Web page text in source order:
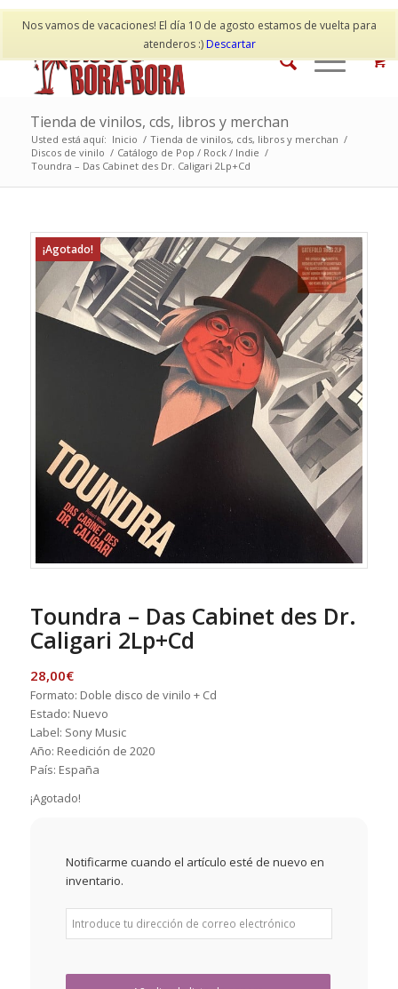
Nos vamos de vacaciones! El día 10 de agosto estamos de vuelta para
atenderos :)Descartar
Mi cuenta Contacto
Tienda de vinilos, cds, libros y merchan
Usted está aquí: Inicio / Tienda de vinilos, cds, libros y merchan /
Discos de vinilo / Catálogo de Pop / Rock / Indie /
Toundra – Das Cabinet des Dr. Caligari 2Lp+Cd
¡Agotado!
Toundra – Das Cabinet des Dr.
Caligari 2Lp+Cd
28,00€
Formato: Doble disco de vinilo + Cd
Estado: Nuevo
Label: Sony Music
Año: Reedición de 2020
País: España
¡Agotado!
Notificarme cuando el artículo esté de nuevo en
inventario.